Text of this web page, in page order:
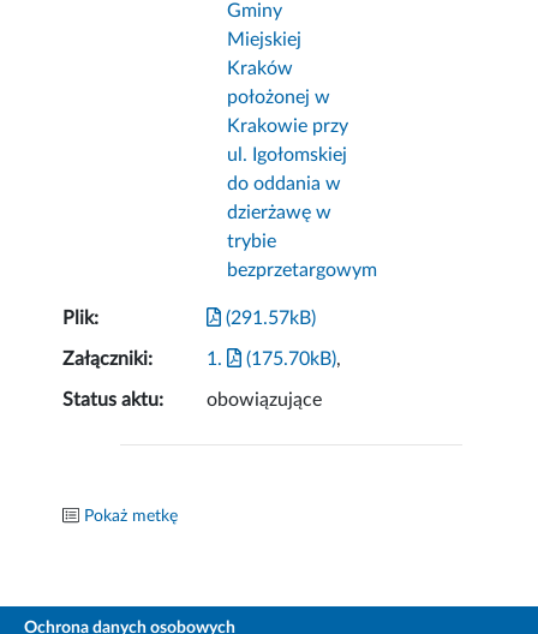
Gminy
Miejskiej
Kraków
położonej w
Krakowie przy
ul. Igołomskiej
do oddania w
dzierżawę w
trybie
bezprzetargowym
Plik: (291.57kB)
Załączniki: 1. (175.70kB),
Status aktu: obowiązujące
Pokaż metkę
Ochrona danych osobowych